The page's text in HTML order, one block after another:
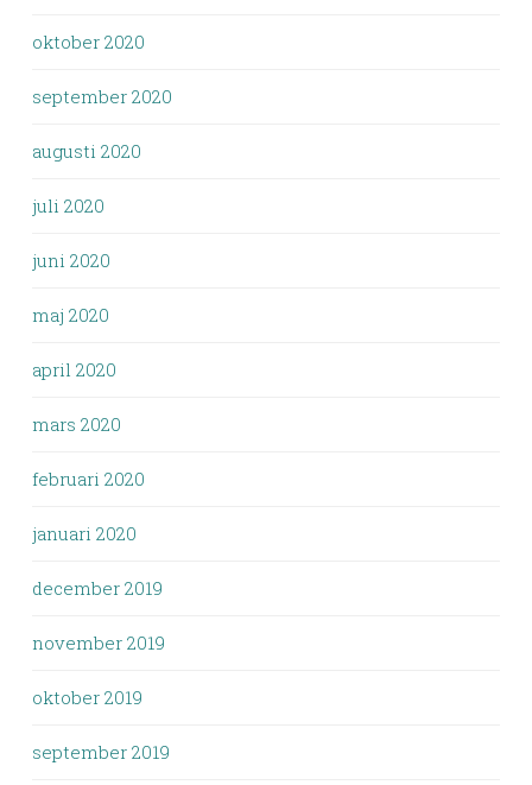
oktober 2020
september 2020
augusti 2020
juli 2020
juni 2020
maj 2020
april 2020
mars 2020
februari 2020
januari 2020
december 2019
november 2019
oktober 2019
september 2019